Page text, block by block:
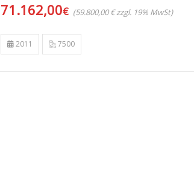
71.162,00€ (59.800,00 € zzgl. 19% MwSt)
2011 7500